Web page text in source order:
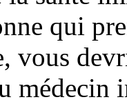
qui
médecin